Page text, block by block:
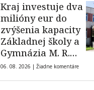
Kraj investuje dva
milióny eur do
zvýšenia kapacity
Základnej školy a
Gymnázia M. R.
Štefánika v
06. 08. 2026 | Žiadne komentáre